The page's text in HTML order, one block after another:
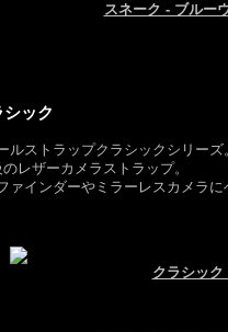
スネーク - ブルー
ック
ストラップクラシックシリーズ
レザーカメラストラップ。
インダーやミラーレスカメラに
クラシック